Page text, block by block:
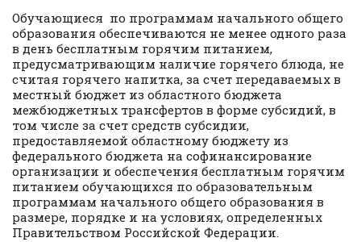
Обучающиеся по программам начального общего
образования обеспечиваются не менее одного раза
в день бесплатным горячим питанием,
предусматривающим наличие горячего блюда, не
считая горячего напитка, за счет передаваемых в
местный бюджет из областного бюджета
межбюджетных трансфертов в форме субсидий, в
том числе за счет средств субсидии,
предоставляемой областному бюджету из
федерального бюджета на софинансирование
организации и обеспечения бесплатным горячим
питанием обучающихся по образовательным
программам начального общего образования в
размере, порядке и на условиях, определенных
Правительством Российской Федерации.